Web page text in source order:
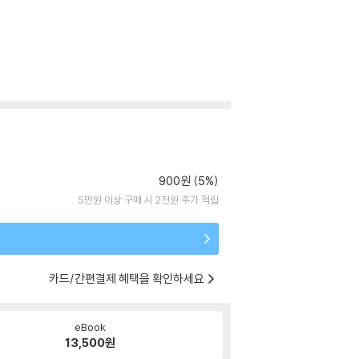
900원 (5%)
5만원 이상 구매 시 2천원 추가 적립
카드/간편결제 혜택을 확인하세요
eBook
13,500원